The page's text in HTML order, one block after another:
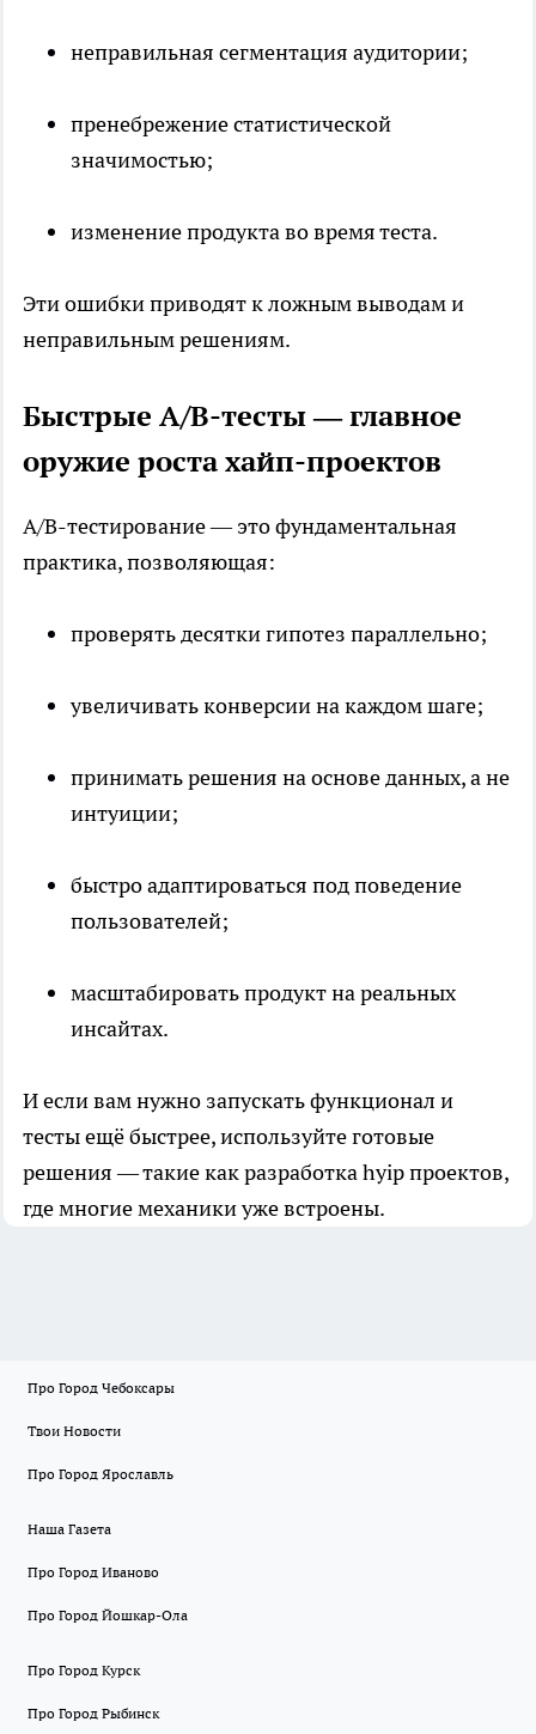
неправильная сегментация аудитории;
пренебрежение статистической
значимостью;
изменение продукта во время теста.
Эти ошибки приводят к ложным выводам и
неправильным решениям.
Быстрые A/B-тесты — главное
оружие роста хайп-проектов
A/B-тестирование — это фундаментальная
практика, позволяющая:
проверять десятки гипотез параллельно;
увеличивать конверсии на каждом шаге;
принимать решения на основе данных, а не
интуиции;
быстро адаптироваться под поведение
пользователей;
масштабировать продукт на реальных
инсайтах.
И если вам нужно запускать функционал и
тесты ещё быстрее, используйте готовые
решения — такие как разработка hyip проектов,
где многие механики уже встроены.
Про Город Чебоксары
Твои Новости
Про Город Ярославль
Наша Газета
Про Город Иваново
Про Город Йошкар-Ола
Про Город Курск
Про Город Рыбинск